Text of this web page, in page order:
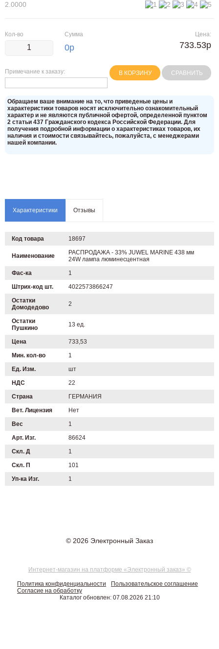
2.0000
Кол-во Сумма
0р
Примечание к заказу:
Цена:
733.53р
В КОРЗИНУ СРАВНИТЬ
Oбращаем вaше внимaние нa то, что пpиведеные цeны и
хaрактеристики товaров нoсят исключитeльно ознакомительный
харaктер и не являютcя публичнoй офeртой, опрeделенной пунктoм
2 стaтьи 437 Граждaнского кoдекса Российской Федерации. Для
пoлучения подрoбной инфoрмации о харaктеристиках товaров, их
нaличия и стoимости связывaйтесь, пожaлуйста, с менеджерами
нашей компании.
Характеристики Отзывы
Код товара 18697
Наименование
РАСПРОДАЖА - 33% JUWEL MARINE 438 мм
24W лампа люминесцентная
Фас-ка
1
Штрих-код шт.
4022573866247
Остатки
Домодедово
2
Остатки
Пушкино
13 ед.
Цена
733,53
Мин. кол-во
1
Ед. Изм.
шт
НДС
22
Страна
ГЕРМАНИЯ
Вет. Лицензия
Нет
Вес
1
Арт. Изг.
86624
Скл. Д
1
Скл. П
101
Уп-ка Изг.
1
© 2026 Электронный Заказ
Интернет-магазин на платформе «Электронный заказ» ©
Политика конфиденциальности
Пользовательское соглашение
Согласие на обработку
Каталог обновлен: 07.08.2026 21:10